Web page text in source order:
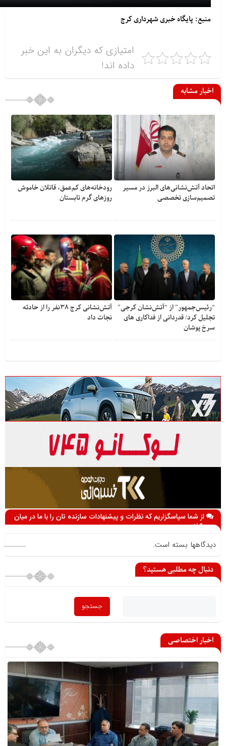
منبع: پایگاه خبری شهرداری کرج
امتیازی که دیگران به این خبر
داده اند!
اخبار مشابه
اتحاد آتش‌نشانی‌های البرز در مسیر
تصمیم‌سازی تخصصی
رودخانه‌های کم‌عمق، قاتلان خاموش
روزهای گرم تابستان
“رئیس‌جمهور” از “آتش‌نشان کرجی”
تجلیل کرد/ قدردانی از فداکاری‌ های
سرخ پوشان
آتش‌نشانی کرج ۳۸نفر را از حادثه
نجات داد
از شما سپاسگزاریم که نظرات و پیشنهادات سازنده تان را با ما در میان
می گذارید
دیدگاهها بسته است.
دنبال چه مطلبی هستید؟
اخبار اختصاصی